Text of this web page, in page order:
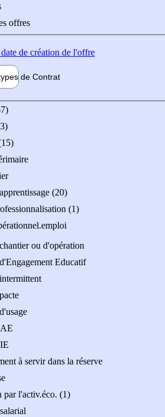
offres
de création de l'offre
de Contrat
(20)
(1)
ou d'opération
Educatif
à servir dans la réserve
par l'activ.éco. (1)